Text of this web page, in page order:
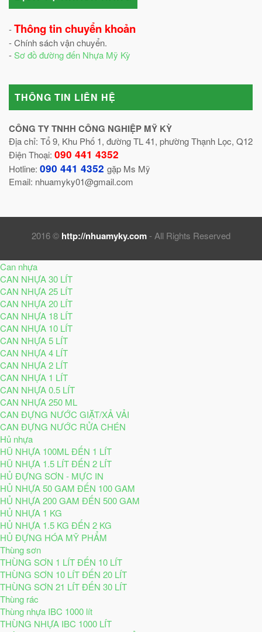
-Thông tin chuyển khoản
- Chính sách vận chuyển.
-Sơ đồ đường đến Nhựa Mỹ Kỳ
THÔNG TIN LIÊN HỆ
CÔNG TY TNHH CÔNG NGHIỆP MỸ KỲ
Địa chỉ: Tổ 9, Khu Phố 1, đường TL 41, phường Thạnh Lọc, Q12
Điện Thoại: 090 441 4352
Hotline: 090 441 4352 gặp Ms Mỹ
Email: nhuamyky01@gmail.com
2016 © http://nhuamyky.com- All Rights Reserved
Can nhựa
CAN NHỰA 30 LÍT
CAN NHỰA 25 LÍT
CAN NHỰA 20 LÍT
CAN NHỰA 18 LÍT
CAN NHỰA 10 LÍT
CAN NHỰA 5 LÍT
CAN NHỰA 4 LÍT
CAN NHỰA 2 LÍT
CAN NHỰA 1 LÍT
CAN NHỰA 0.5 LÍT
CAN NHỰA 250 ML
CAN ĐỰNG NƯỚC GIẶT/XẢ VẢI
CAN ĐỰNG NƯỚC RỬA CHÉN
Hủ nhựa
HŨ NHỰA 100ML ĐẾN 1 LÍT
HŨ NHỰA 1.5 LÍT ĐẾN 2 LÍT
HỦ ĐỰNG SƠN - MỰC IN
HỦ NHỰA 50 GAM ĐẾN 100 GAM
HỦ NHỰA 200 GAM ĐẾN 500 GAM
HỦ NHỰA 1 KG
HỦ NHỰA 1.5 KG ĐẾN 2 KG
HỦ ĐỰNG HÓA MỸ PHẨM
Thùng sơn
THÙNG SƠN 1 LÍT ĐẾN 10 LÍT
THÙNG SƠN 10 LÍT ĐẾN 20 LÍT
THÙNG SƠN 21 LÍT ĐẾN 30 LÍT
Thùng rác
Thùng nhựa IBC 1000 lít
THÙNG NHỰA IBC 1000 LÍT